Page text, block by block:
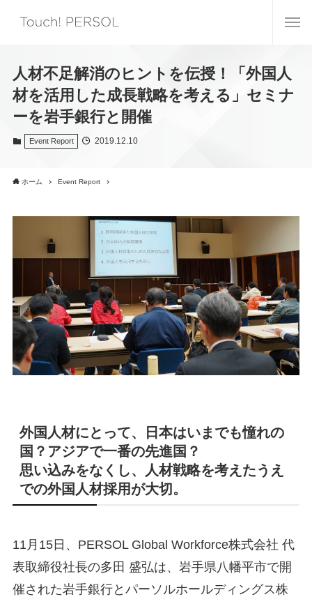
人材不足解消のヒントを伝授！「外国人
材を活用した成長戦略を考える」セミナ
ーを岩手銀行と開催
Event Report 2019.12.10
ホーム Event Report
外国人材にとって、日本はいまでも憧れの
国？アジアで一番の先進国？
思い込みをなくし、人材戦略を考えたうえ
での外国人材採用が大切。
11月15日、PERSOL Global Workforce株式会社 代
表取締役社長の多田 盛弘は、岩手県八幡平市で開
催された岩手銀行とパーソルホールディングス株